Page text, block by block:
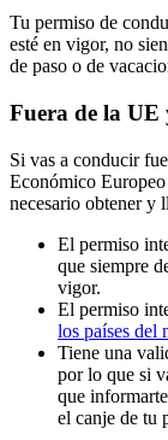
Tu permiso de
esté en vigor, no
de paso o de
Fuera de la UE
Si vas a conducir
Económico
necesario obtener y
El permiso
que siempre
vigor.
El permiso
los países del
Tiene una
por lo que si
que
el canje de tu